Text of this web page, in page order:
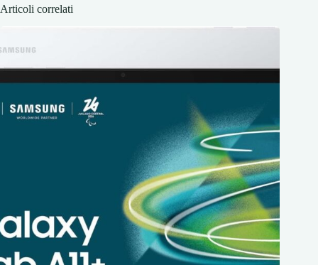
Articoli correlati